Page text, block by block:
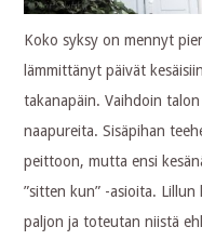
Koko syksy on mennyt
lämmittänyt päivät
takanapäin. Vaihdoin
naapureita. Sisäpihan
peittoon, mutta ensi
”sitten kun” -asioita.
paljon ja toteutan niistä